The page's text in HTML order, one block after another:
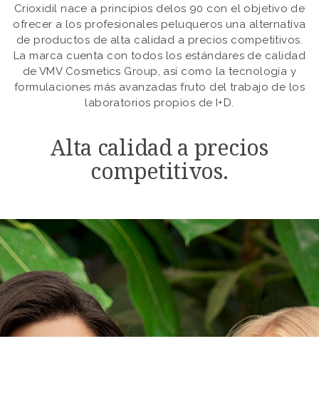
Crioxidil nace a principios delos 90 con el objetivo de
ofrecer a los profesionales peluqueros una alternativa
de productos de alta calidad a precios competitivos.
La marca cuenta con todos los estándares de calidad
de VMV Cosmetics Group, así como la tecnología y
formulaciones más avanzadas fruto del trabajo de los
laboratorios propios de I+D.
Alta calidad a precios
competitivos.